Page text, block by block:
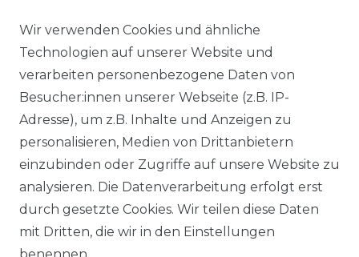
Ähnlicher Artikel
Lerros - Herren Bermuda
(2649237)
ab 57,99 € *
Wir verwenden Cookies und ähnliche
Technologien auf unserer Website und
verarbeiten personenbezogene Daten von
Besucher:innen unserer Webseite (z.B. IP-
Adresse), um z.B. Inhalte und Anzeigen zu
personalisieren, Medien von Drittanbietern
einzubinden oder Zugriffe auf unsere Website zu
analysieren. Die Datenverarbeitung erfolgt erst
durch gesetzte Cookies. Wir teilen diese Daten
mit Dritten, die wir in den Einstellungen